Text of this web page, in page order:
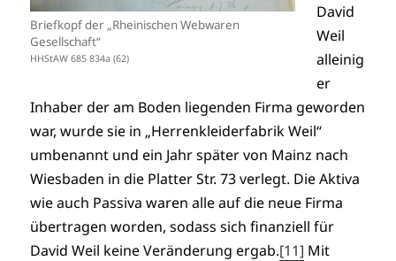
Briefkopf der „Rheinischen Webwaren
Gesellschaft“
HHStAW 685 834a (62)
David
Weil
alleinig
er
Inhaber der am Boden liegenden Firma geworden
war, wurde sie in „Herrenkleiderfabrik Weil“
umbenannt und ein Jahr später von Mainz nach
Wiesbaden in die Platter Str. 73 verlegt. Die Aktiva
wie auch Passiva waren alle auf die neue Firma
übertragen worden, sodass sich finanziell für
David Weil keine Veränderung ergab.[11] Mit